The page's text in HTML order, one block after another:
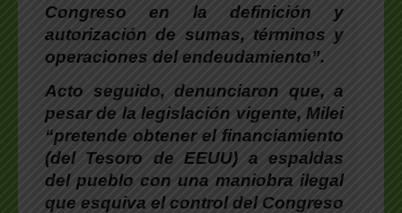
Congreso en la definición y
autorización de sumas, términos y
operaciones del endeudamiento”.
Acto seguido, denunciaron que, a
pesar de la legislación vigente, Milei
“pretende obtener el financiamiento
(del Tesoro de EEUU) a espaldas
del pueblo con una maniobra ilegal
que esquiva el control del Congreso